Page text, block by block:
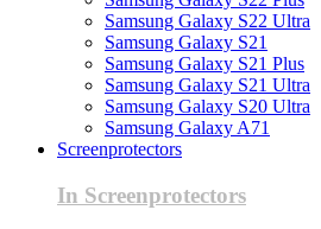
Samsung Galaxy S22 Ultra
Samsung Galaxy S21
Samsung Galaxy S21 Plus
Samsung Galaxy S21 Ultra
Samsung Galaxy S20 Ultra
Samsung Galaxy A71
Screenprotectors
In Screenprotectors